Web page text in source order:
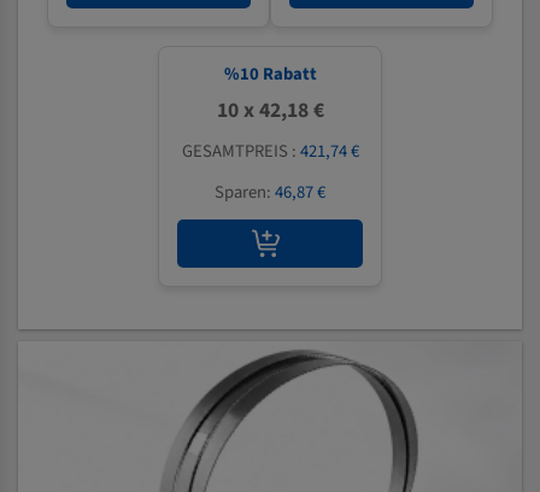
%10 Rabatt
10 x 42,18 €
GESAMTPREIS :421,74 €
Sparen:46,87 €